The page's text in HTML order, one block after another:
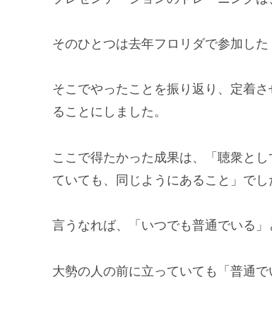
そのひとつは去年フロリダで参加した
そこでやったことを振り返り、定着
ることにしました。
ここで得たかった成果は、「聴衆と
ていても、同じようにあること」でし
言うなれば、「いつでも普通でいる」
大勢の人の前に立っていても「普通